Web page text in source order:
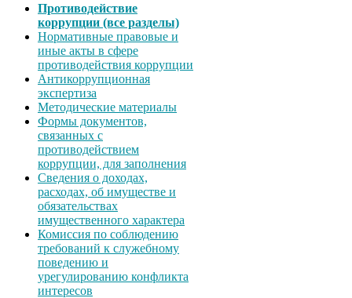
Противодействие
коррупции (все разделы)
Нормативные правовые и
иные акты в сфере
противодействия коррупции
Антикоррупционная
экспертиза
Методические материалы
Формы документов,
связанных с
противодействием
коррупции, для заполнения
Сведения о доходах,
расходах, об имуществе и
обязательствах
имущественного характера
Комиссия по соблюдению
требований к служебному
поведению и
урегулированию конфликта
интересов